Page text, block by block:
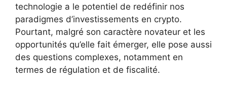
technologie a le potentiel de redéfinir nos
paradigmes d’investissements en crypto.
Pourtant, malgré son caractère novateur et les
opportunités qu’elle fait émerger, elle pose aussi
des questions complexes, notamment en
termes de régulation et de fiscalité.